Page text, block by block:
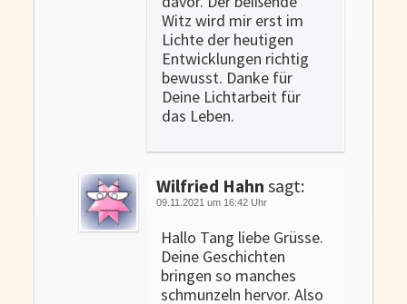
Witz wird mir erst im
Lichte der heutigen
Entwicklungen richtig
bewusst. Danke für
Deine Lichtarbeit für
das Leben.
Wilfried Hahn sagt:
09.11.2021 um 16:42 Uhr
Hallo Tang liebe Grüsse.
Deine Geschichten
bringen so manches
schmunzeln hervor. Also